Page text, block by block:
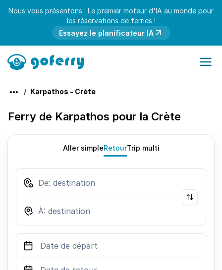
Nous vous présentons : Le premier moteur d'IA au monde pour
les réservations de ferries !
Essayez le planificateur IA
Karpathos - Crète
Ferry de Karpathos pour la Crète
Aller simpleRetourTrip multi